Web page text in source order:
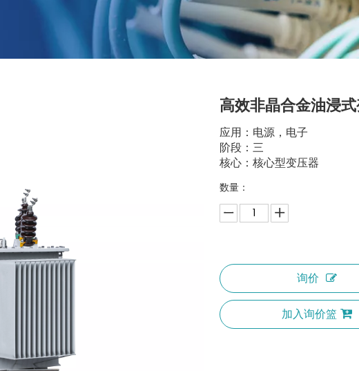
高效非晶合金油浸
应用：电源，电子
阶段：三
核心：核心型变压器
数量：
询价
加入询价篮